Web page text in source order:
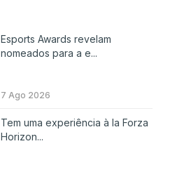
Esports Awards revelam
nomeados para a e...
7 Ago 2026
Tem uma experiência à la Forza
Horizon...